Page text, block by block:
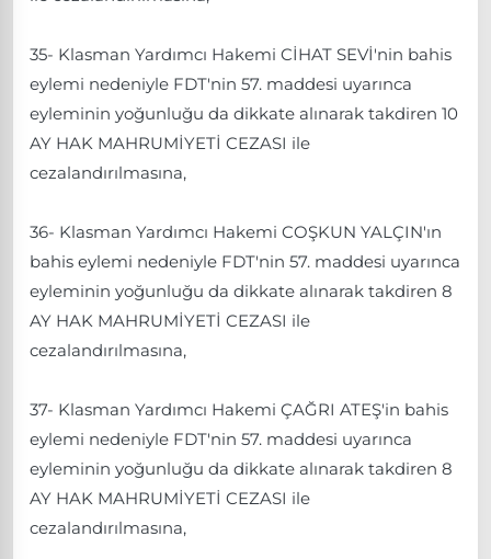
35- Klasman Yardımcı Hakemi CİHAT SEVİ'nin bahis
eylemi nedeniyle FDT'nin 57. maddesi uyarınca
eyleminin yoğunluğu da dikkate alınarak takdiren 10
AY HAK MAHRUMİYETİ CEZASI ile
cezalandırılmasına,
36- Klasman Yardımcı Hakemi COŞKUN YALÇIN'ın
bahis eylemi nedeniyle FDT'nin 57. maddesi uyarınca
eyleminin yoğunluğu da dikkate alınarak takdiren 8
AY HAK MAHRUMİYETİ CEZASI ile
cezalandırılmasına,
37- Klasman Yardımcı Hakemi ÇAĞRI ATEŞ'in bahis
eylemi nedeniyle FDT'nin 57. maddesi uyarınca
eyleminin yoğunluğu da dikkate alınarak takdiren 8
AY HAK MAHRUMİYETİ CEZASI ile
cezalandırılmasına,